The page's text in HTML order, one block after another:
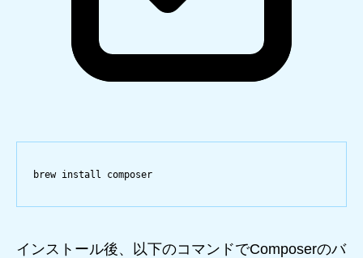
brew install composer
インストール後、以下のコマンドでComposerのバ